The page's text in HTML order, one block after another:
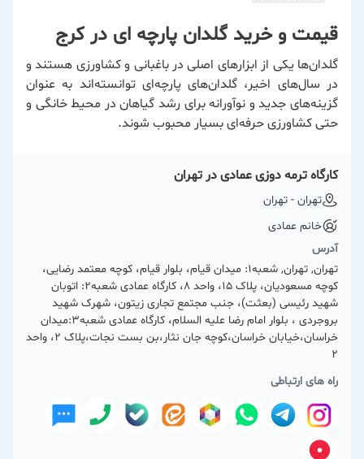
قیمت و خرید گلدان پارچه ای در کرج
گلدان‌ها یکی از ابزارهای اصلی در باغبانی و کشاورزی هستند و
در سال‌های اخیر، گلدان‌های پارچه‌ای توانسته‌اند به عنوان
گزینه‌های جدید و نوآورانه برای رشد گیاهان در محیط خانگی و
حتی کشاورزی حرفه‌ای بسیار محبوب شوند.
کارگاه ترمه دوزی عمادی در تهران
تهران - تهران
خانم عمادی
آدرس
تهران, تهران, شعبه1: میدان قیام، بلوار قیام، کوچه معتمد رضایی،
کوچه مسعودیان، پلاک 15، واحد 8، کارگاه عمادی شعبه2: اتوبان
شهید رئیسی (بعثت)، جنب مجتمع تجاری زیتون، شهرک شهید
بروجردی ، بلوار امام رضا علیه السلام، کارگاه عمادی شعبه3:میدان
خراسان،خیابان خراسان،کوچه جان نثار،بن بست نجات،پلاک 2، واحد
2
راه های ارتباطی